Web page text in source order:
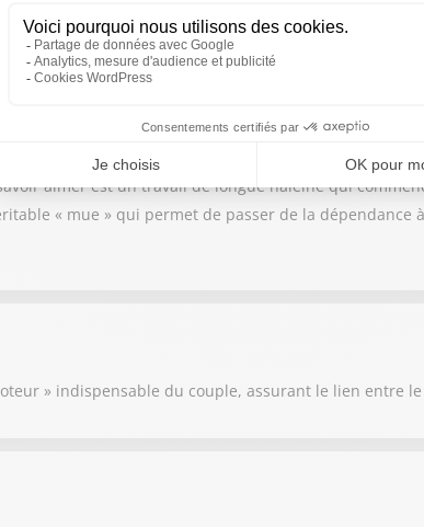
souvent dévorant et peu respectueux de l’autre ;
essentiel de lâcher le contrôle et de surmonter ses
est l’**estime de soi**. Il faut être capable de
la possibilité d’un refus. Quatre paramètres
l’enfance. 2. **La culture** et ses injonctions
ou « venger » un proche à travers ses relations). 4.
aimer est un travail de longue haleine qui
« mue » qui permet de passer de la
» indispensable du couple, assurant le lien entre